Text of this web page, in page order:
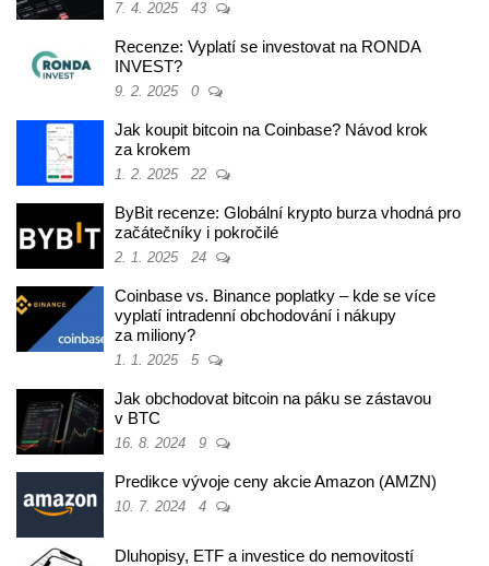
7. 4. 2025 43
Recenze: Vyplatí se investovat na RONDA
INVEST?
9. 2. 2025 0
Jak koupit bitcoin na Coinbase? Návod krok
za krokem
1. 2. 2025 22
ByBit recenze: Globální krypto burza vhodná pro
začátečníky i pokročilé
2. 1. 2025 24
Coinbase vs. Binance poplatky – kde se více
vyplatí intradenní obchodování i nákupy
za miliony?
1. 1. 2025 5
Jak obchodovat bitcoin na páku se zástavou
v BTC
16. 8. 2024 9
Predikce vývoje ceny akcie Amazon (AMZN)
10. 7. 2024 4
Dluhopisy, ETF a investice do nemovitostí